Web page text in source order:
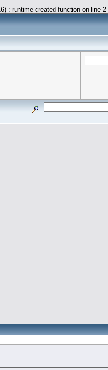
: runtime-created function on line 2